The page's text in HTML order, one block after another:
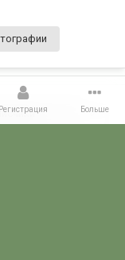
0
Регистрация Больше